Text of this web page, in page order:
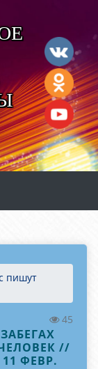
пишут
45
//
11 ФЕВР.